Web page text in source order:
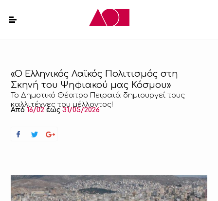
«Ο Ελληνικός Λαϊκός Πολιτισμός στη
Σκηνή του Ψηφιακού μας Κόσμου»
Το Δημοτικό Θέατρο Πειραιά δημιουργεί τους
καλλιτέχνες του μέλλοντος!
Από16/02 έως31/05/2026